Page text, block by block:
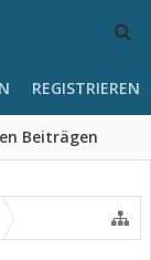
Beiträgen
REGISTRIEREN